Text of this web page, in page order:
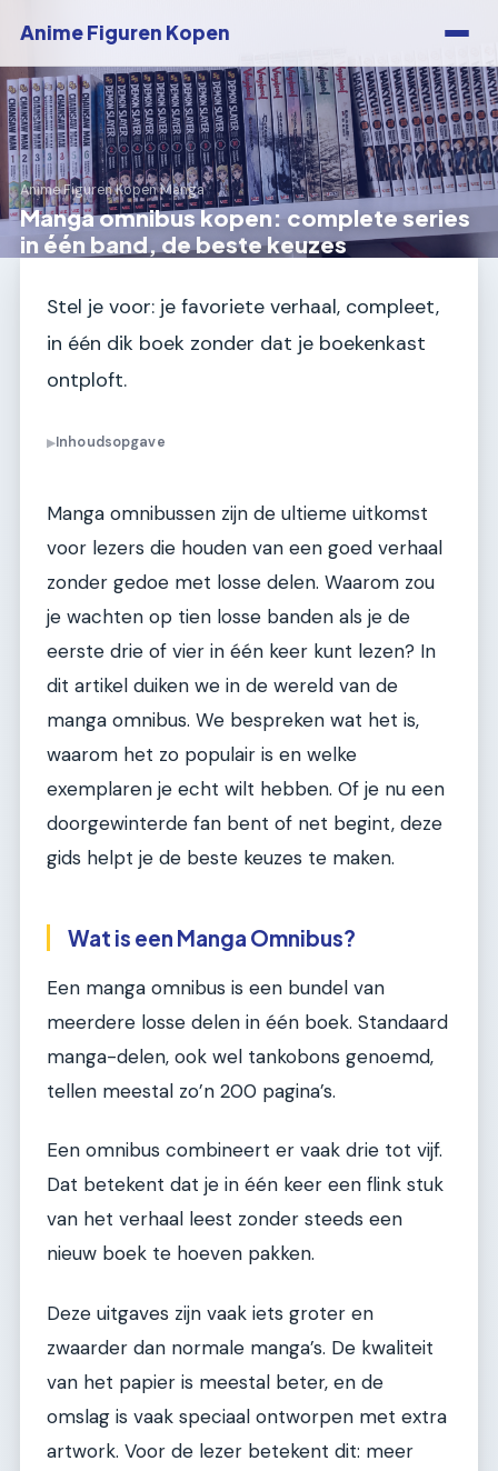
Anime Figuren Kopen
Anime Figuren Kopen›Manga
Manga omnibus kopen: complete series
in één band, de beste keuzes
Stel je voor: je favoriete verhaal, compleet,
in één dik boek zonder dat je boekenkast
ontploft.
▶Inhoudsopgave
Manga omnibussen zijn de ultieme uitkomst
voor lezers die houden van een goed verhaal
zonder gedoe met losse delen. Waarom zou
je wachten op tien losse banden als je de
eerste drie of vier in één keer kunt lezen? In
dit artikel duiken we in de wereld van de
manga omnibus. We bespreken wat het is,
waarom het zo populair is en welke
exemplaren je echt wilt hebben. Of je nu een
doorgewinterde fan bent of net begint, deze
gids helpt je de beste keuzes te maken.
Wat is een Manga Omnibus?
Een manga omnibus is een bundel van
meerdere losse delen in één boek. Standaard
manga-delen, ook wel tankobons genoemd,
tellen meestal zo’n 200 pagina’s.
Een omnibus combineert er vaak drie tot vijf.
Dat betekent dat je in één keer een flink stuk
van het verhaal leest zonder steeds een
nieuw boek te hoeven pakken.
Deze uitgaves zijn vaak iets groter en
zwaarder dan normale manga’s. De kwaliteit
van het papier is meestal beter, en de
omslag is vaak speciaal ontworpen met extra
artwork. Voor de lezer betekent dit: meer